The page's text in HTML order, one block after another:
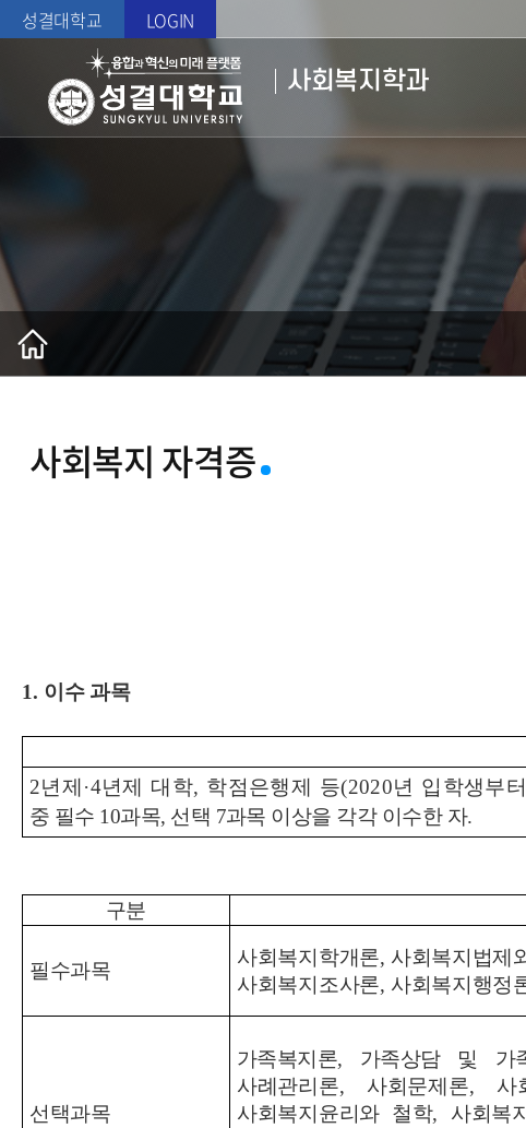
성결대학교 LOGIN
사회복지학과
사회복지 자격증
1. 이수 과목
2년제 ·4년제 대학, 학점은행제 등(2020년 입학생부
중 필수 10과목, 선택 7과목 이상을 각각 이수한 자.
구분
필수과목
사회복지학개론, 사회복지법제
사회복지조사론, 사회복지행정
선택과목
가족복지론, 가족상담 및 가
사례관리론, 사회문제론, 사
사회복지윤리와 철학, 사회복